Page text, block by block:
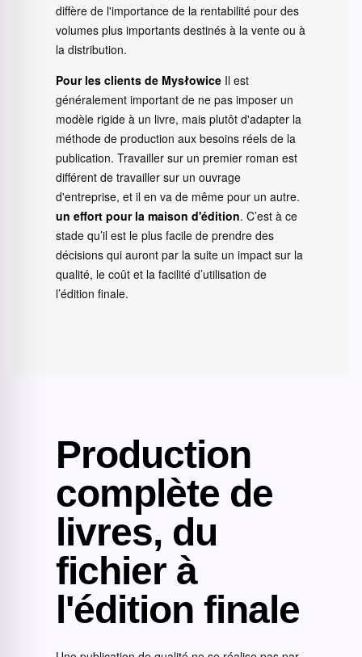
diffère de l'importance de la rentabilité pour des
volumes plus importants destinés à la vente ou à
la distribution.
Pour les clients de Mysłowice Il est
généralement important de ne pas imposer un
modèle rigide à un livre, mais plutôt d'adapter la
méthode de production aux besoins réels de la
publication. Travailler sur un premier roman est
différent de travailler sur un ouvrage
d'entreprise, et il en va de même pour un autre.
un effort pour la maison d'édition. C’est à ce
stade qu’il est le plus facile de prendre des
décisions qui auront par la suite un impact sur la
qualité, le coût et la facilité d’utilisation de
l’édition finale.
Production
complète de
livres, du
fichier à
l'édition finale